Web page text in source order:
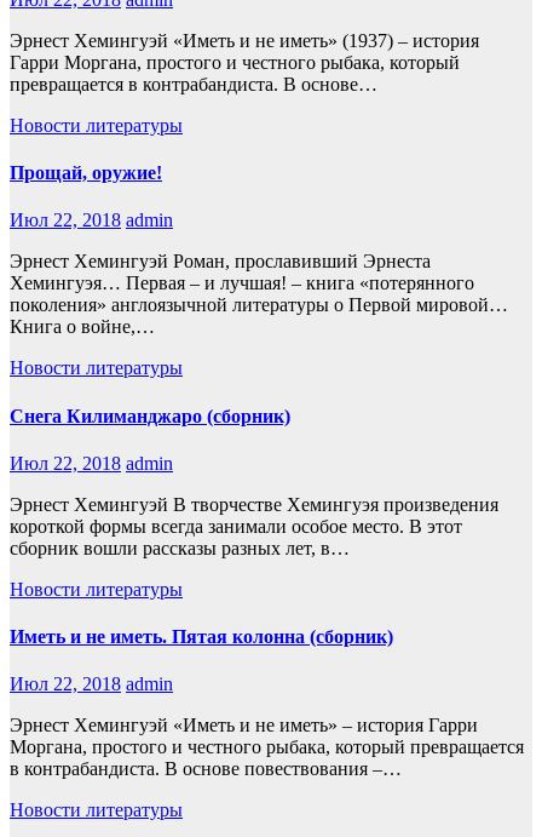
Эрнест Хемингуэй «Иметь и не иметь» (1937) – история
Гарри Моргана, простого и честного рыбака, который
превращается в контрабандиста. В основе…
Новости литературы
Прощай, оружие!
Июл 22, 2018 admin
Эрнест Хемингуэй Роман, прославивший Эрнеста
Хемингуэя… Первая – и лучшая! – книга «потерянного
поколения» англоязычной литературы о Первой мировой…
Книга о войне,…
Новости литературы
Снега Килиманджаро (сборник)
Июл 22, 2018 admin
Эрнест Хемингуэй В творчестве Хемингуэя произведения
короткой формы всегда занимали особое место. В этот
сборник вошли рассказы разных лет, в…
Новости литературы
Иметь и не иметь. Пятая колонна (сборник)
Июл 22, 2018 admin
Эрнест Хемингуэй «Иметь и не иметь» – история Гарри
Моргана, простого и честного рыбака, который превращается
в контрабандиста. В основе повествования –…
Новости литературы